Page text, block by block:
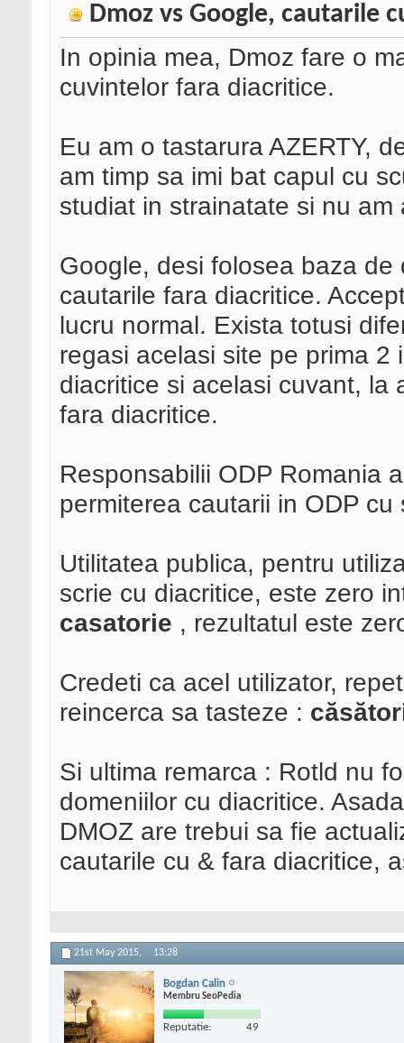
Dmoz vs Google, cautarile
In opinia mea, Dmoz fare o
cuvintelor fara diacritice.
Eu am o tastarura AZERTY,
am timp sa imi bat capul cu
studiat in strainatate si nu
Google, desi folosea baza
cautarile fara diacritice.
lucru normal. Exista totusi
regasi acelasi site pe prima
diacritice si acelasi cuvant, la
fara diacritice.
Responsabilii ODP Romania
permiterea cautarii in ODP cu
Utilitatea publica, pentru
scrie cu diacritice, este zero
casatorie , rezultatul este
Credeti ca acel utilizator,
reincerca sa tasteze :
Si ultima remarca : Rotld nu
domeniilor cu diacritice.
DMOZ are trebui sa fie
cautarile cu & fara diacritice,
21st May 2015, 13:28
Bogdan Calin
Membru SeoPedia
Reputatie: 49